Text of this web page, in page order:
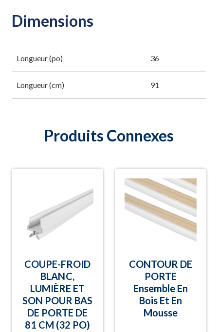
Dimensions
Longueur (po) 36
Longueur (cm) 91
Produits Connexes
COUPE-FROID
BLANC,
LUMIÈRE ET
SON POUR BAS
DE PORTE DE
81 CM (32 PO)
CONTOUR DE
PORTE
Ensemble En
Bois Et En
Mousse